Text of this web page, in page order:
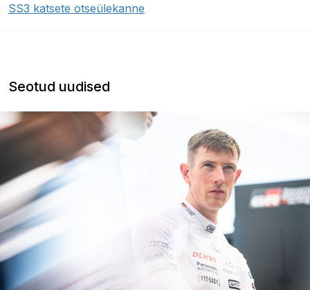
SS3 katsete otseülekanne
Seotud uudised